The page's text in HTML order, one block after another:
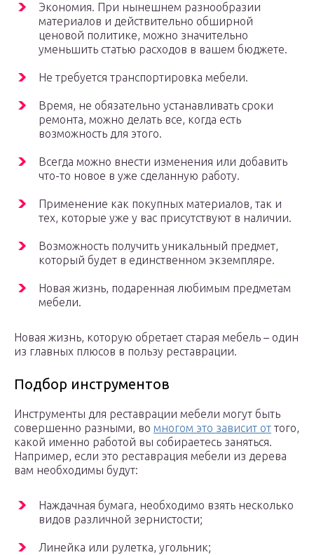
Экономия. При нынешнем разнообразии
материалов и действительно обширной
ценовой политике, можно значительно
уменьшить статью расходов в вашем бюджете.
Не требуется транспортировка мебели.
Время, не обязательно устанавливать сроки
ремонта, можно делать все, когда есть
возможность для этого.
Всегда можно внести изменения или добавить
что-то новое в уже сделанную работу.
Применение как покупных материалов, так и
тех, которые уже у вас присутствуют в наличии.
Возможность получить уникальный предмет,
который будет в единственном экземпляре.
Новая жизнь, подаренная любимым предметам
мебели.
Новая жизнь, которую обретает старая мебель – один
из главных плюсов в пользу реставрации.
Подбор инструментов
Инструменты для реставрации мебели могут быть
совершенно разными, во многом это зависит от того,
какой именно работой вы собираетесь заняться.
Например, если это реставрация мебели из дерева
вам необходимы будут:
Наждачная бумага, необходимо взять несколько
видов различной зернистости;
Линейка или рулетка, угольник;